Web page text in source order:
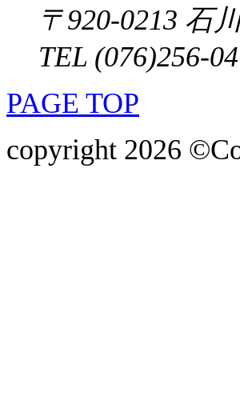
〒920-0213 石
TEL (076)256-
PAGE TOP
copyright 2026